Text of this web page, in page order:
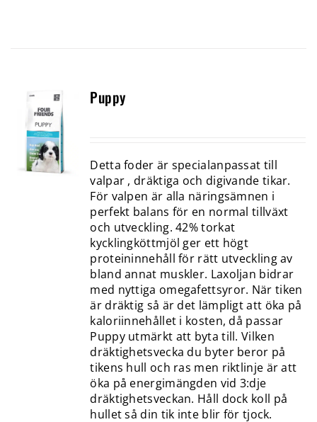
Puppy
Detta foder är specialanpassat till
valpar , dräktiga och digivande tikar.
För valpen är alla näringsämnen i
perfekt balans för en normal tillväxt
och utveckling. 42% torkat
kycklingköttmjöl ger ett högt
proteininnehåll för rätt utveckling av
bland annat muskler. Laxoljan bidrar
med nyttiga omegafettsyror. När tiken
är dräktig så är det lämpligt att öka på
kaloriinnehållet i kosten, då passar
Puppy utmärkt att byta till. Vilken
dräktighetsvecka du byter beror på
tikens hull och ras men riktlinje är att
öka på energimängden vid 3:dje
dräktighetsveckan. Håll dock koll på
hullet så din tik inte blir för tjock.